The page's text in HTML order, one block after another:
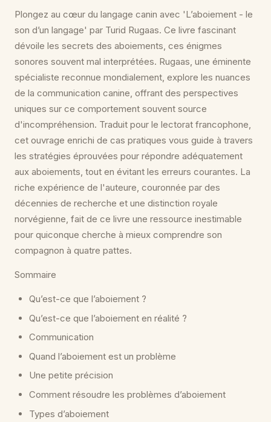
Plongez au cœur du langage canin avec 'L’aboiement - le
son d’un langage' par Turid Rugaas. Ce livre fascinant
dévoile les secrets des aboiements, ces énigmes
sonores souvent mal interprétées. Rugaas, une éminente
spécialiste reconnue mondialement, explore les nuances
de la communication canine, offrant des perspectives
uniques sur ce comportement souvent source
d'incompréhension. Traduit pour le lectorat francophone,
cet ouvrage enrichi de cas pratiques vous guide à travers
les stratégies éprouvées pour répondre adéquatement
aux aboiements, tout en évitant les erreurs courantes. La
riche expérience de l'auteure, couronnée par des
décennies de recherche et une distinction royale
norvégienne, fait de ce livre une ressource inestimable
pour quiconque cherche à mieux comprendre son
compagnon à quatre pattes.
Sommaire
Qu’est-ce que l’aboiement ?
Qu’est-ce que l’aboiement en réalité ?
Communication
Quand l’aboiement est un problème
Une petite précision
Comment résoudre les problèmes d’aboiement
Types d’aboiement